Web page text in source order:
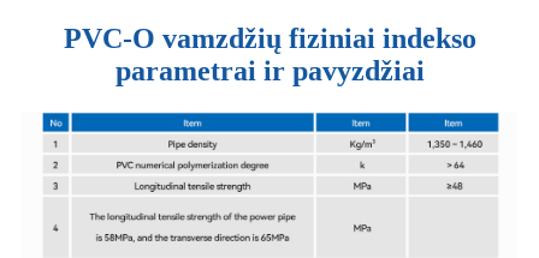
PVC-O vamzdžių fiziniai indekso
parametrai ir pavyzdžiai